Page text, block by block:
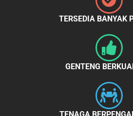
TERSEDIA BANYAK
GENTENG
TENAGA